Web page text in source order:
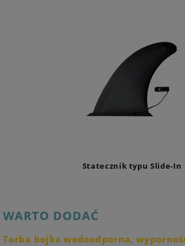
Statecznik typu Slide-In
WARTO DODAĆ
Torba bojka wodoodporna,